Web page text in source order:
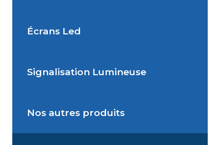
Panonceau
Feu Comportemental
Écrans Led
Écran Géant Extérieur Led
Signalisation Lumineuse
Signalisation dynamique
Nos autres produits